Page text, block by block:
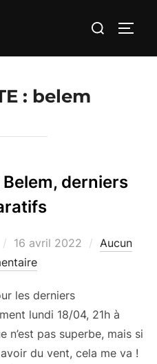
Rechercher :
: belem
derniers
Publié
le
16 avril 2022
Aucun
les derniers
lundi 18/04, 21h à
n’est pas superbe, mais si
du vent, cela me va !